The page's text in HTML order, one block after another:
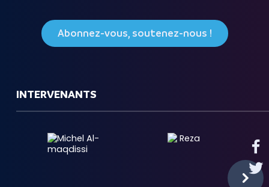
Abonnez-vous, soutenez-nous !
INTERVENANTS